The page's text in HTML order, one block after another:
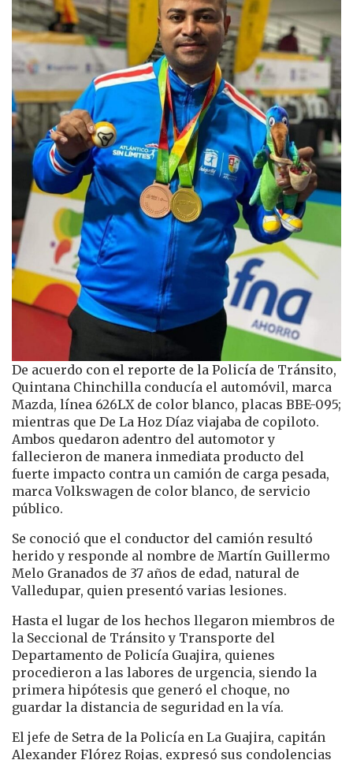
De acuerdo con el reporte de la Policía de Tránsito,
Quintana Chinchilla conducía el automóvil, marca
Mazda, línea 626LX de color blanco, placas BBE-095;
mientras que De La Hoz Díaz viajaba de copiloto.
Ambos quedaron adentro del automotor y
fallecieron de manera inmediata producto del
fuerte impacto contra un camión de carga pesada,
marca Volkswagen de color blanco, de servicio
público.
Se conoció que el conductor del camión resultó
herido y responde al nombre de Martín Guillermo
Melo Granados de 37 años de edad, natural de
Valledupar, quien presentó varias lesiones.
Hasta el lugar de los hechos llegaron miembros de
la Seccional de Tránsito y Transporte del
Departamento de Policía Guajira, quienes
procedieron a las labores de urgencia, siendo la
primera hipótesis que generó el choque, no
guardar la distancia de seguridad en la vía.
El jefe de Setra de la Policía en La Guajira, capitán
Alexander Flórez Rojas, expresó sus condolencias